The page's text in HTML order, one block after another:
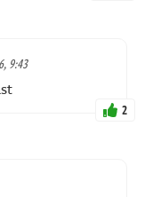
9:43
2